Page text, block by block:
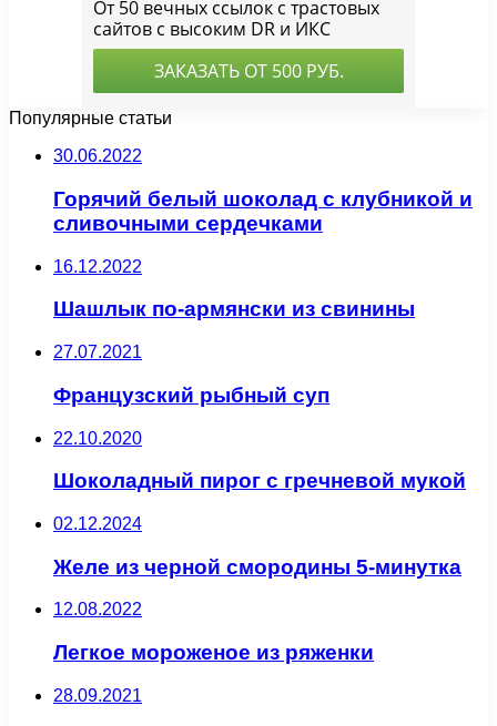
Популярные статьи
30.06.2022
Горячий белый шоколад с клубникой и
сливочными сердечками
16.12.2022
Шашлык по-армянски из свинины
27.07.2021
Французский рыбный суп
22.10.2020
Шоколадный пирог с гречневой мукой
02.12.2024
Желе из черной смородины 5-минутка
12.08.2022
Легкое мороженое из ряженки
28.09.2021